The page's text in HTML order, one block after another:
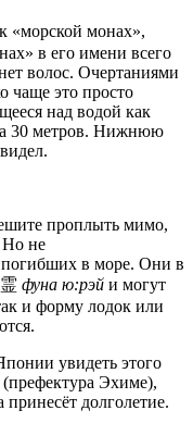
«морской монах»,
в его имени всего
волос. Очертаниями
чаще это просто
над водой как
30 метров. Нижнюю
проплыть мимо,
Но не
в море. Они в
фуна ю:рэй и могут
и форму лодок или
увидеть этого
Эхиме),
принесёт долголетие.